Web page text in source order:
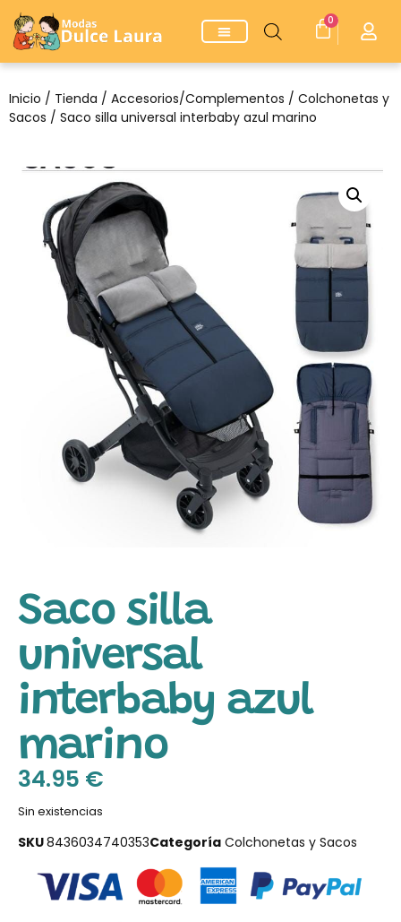
0
Inicio / Tienda / Accesorios/Complementos / Colchonetas y
Sacos / Saco silla universal interbaby azul marino
Saco silla
universal
interbaby azul
marino
34.95 €
Sin existencias
SKU8436034740353Categoría Colchonetas y Sacos